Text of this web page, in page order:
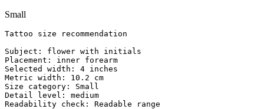
Small
Tattoo size recommendation
Subject: flower with initials
Placement: inner forearm
Selected width: 4 inches
Metric width: 10.2 cm
Size category: Small
Detail level: medium
Readability check: Readable range